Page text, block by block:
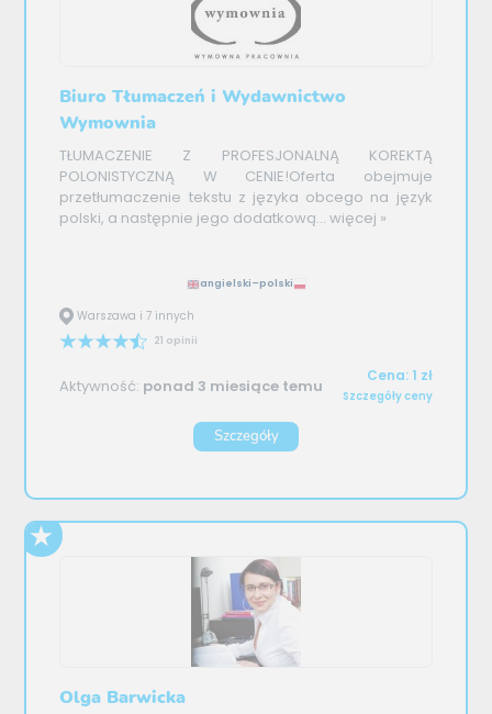
Biuro Tłumaczeń i Wydawnictwo
Wymownia
TŁUMACZENIE Z PROFESJONALNĄ KOREKTĄ
POLONISTYCZNĄ W CENIE!Oferta obejmuje
przetłumaczenie tekstu z języka obcego na język
polski, a następnie jego dodatkową... więcej »
angielski–polski
Warszawa i 7 innych
21 opinii
Aktywność: ponad 3 miesiące temu Cena: 1 zł
Szczegóły ceny
Szczegóły
Olga Barwicka